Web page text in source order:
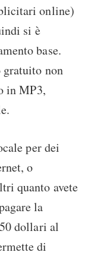
online)
si è
base.
gratuito non
in MP3,
per dei
o
quanto avete
la
dollari al
di